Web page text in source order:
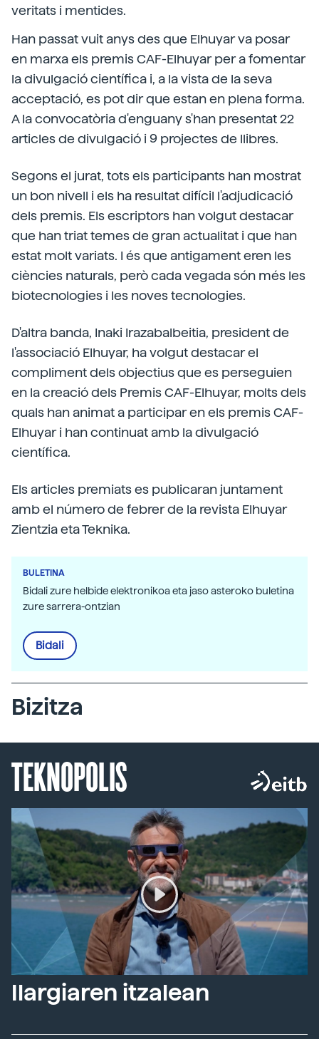
veritats i mentides.
Han passat vuit anys des que Elhuyar va posar
en marxa els premis CAF-Elhuyar per a fomentar
la divulgació científica i, a la vista de la seva
acceptació, es pot dir que estan en plena forma.
A la convocatòria d'enguany s'han presentat 22
articles de divulgació i 9 projectes de llibres.
Segons el jurat, tots els participants han mostrat
un bon nivell i els ha resultat difícil l'adjudicació
dels premis. Els escriptors han volgut destacar
que han triat temes de gran actualitat i que han
estat molt variats. I és que antigament eren les
ciències naturals, però cada vegada són més les
biotecnologies i les noves tecnologies.
D'altra banda, Inaki Irazabalbeitia, president de
l'associació Elhuyar, ha volgut destacar el
compliment dels objectius que es perseguien
en la creació dels Premis CAF-Elhuyar, molts dels
quals han animat a participar en els premis CAF-
Elhuyar i han continuat amb la divulgació
científica.
Els articles premiats es publicaran juntament
amb el número de febrer de la revista Elhuyar
Zientzia eta Teknika.
BULETINA
Bidali zure helbide elektronikoa eta jaso asteroko buletina
zure sarrera-ontzian
Bidali
Bizitza
TEKNOPOLIS
Ilargiaren itzalean